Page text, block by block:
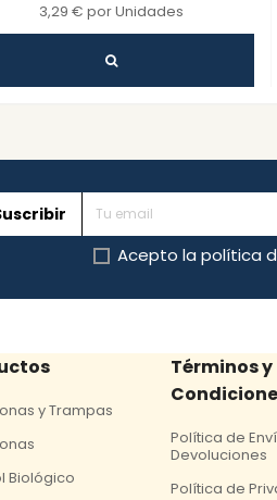
3,29 € por Unidades
Acepto la política
y Trampas
Biológico
Términos y
Política de
Devoluciones
Política de